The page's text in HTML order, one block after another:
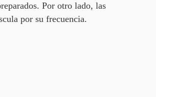
Por otro lado, las
por su frecuencia.